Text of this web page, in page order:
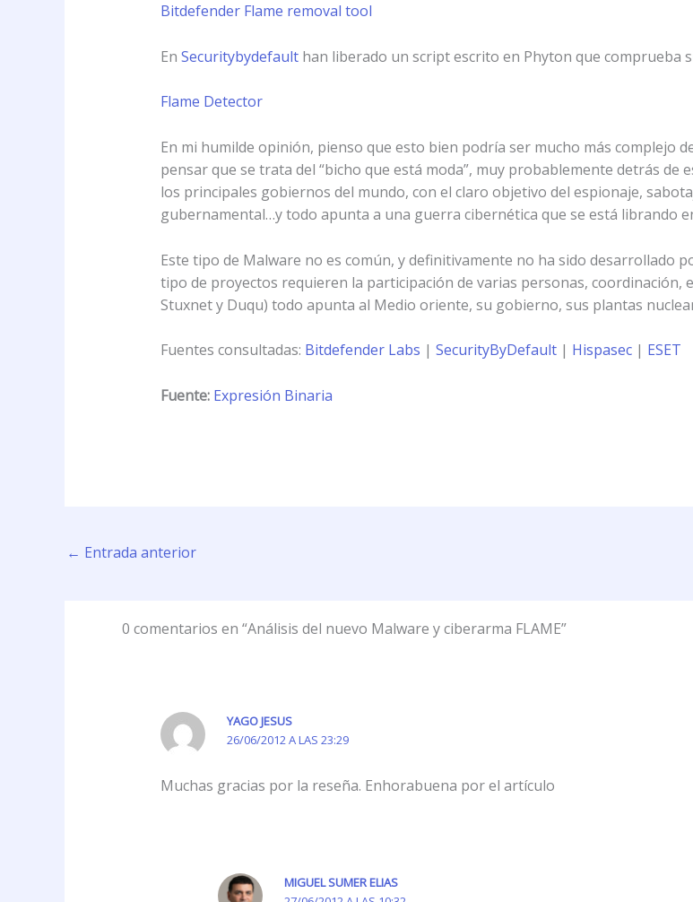
Bitdefender Flame removal tool
En Securitybydefaulthan liberado un script escrito en Phyton que comprueba
Flame Detector
En mi humilde opinión, pienso que esto bien podría ser mucho más complejo
pensar que se trata del “bicho que está moda”, muy probablemente detrás de
los principales gobiernos del mundo, con el claro objetivo del espionaje,
gubernamental…y todo apunta a una guerra cibernética que se está librando
Este tipo de Malware no es común, y definitivamente no ha sido desarrollado
tipo de proyectos requieren la participación de varias personas, coordinación,
Stuxnet y Duqu) todo apunta al Medio oriente, su gobierno, sus plantas
Fuentes consultadas: Bitdefender Labs | SecurityByDefault| Hispasec| ESET
Fuente: Expresión Binaria
← Entrada anterior
0 comentarios en “Análisis del nuevo Malware y ciberarma FLAME”
YAGO JESUS
26/06/2012 A LAS 23:29
Muchas gracias por la reseña. Enhorabuena por el artículo
MIGUEL SUMER ELIAS